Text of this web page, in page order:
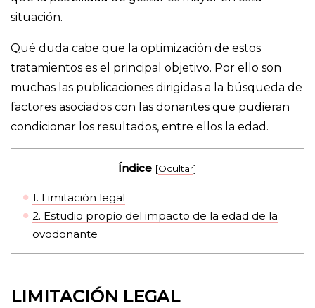
situación.
Qué duda cabe que la optimización de estos
tratamientos es el principal objetivo. Por ello son
muchas las publicaciones dirigidas a la búsqueda de
factores asociados con las donantes que pudieran
condicionar los resultados, entre ellos la edad.
Índice [Ocultar]
1. Limitación legal
2. Estudio propio del impacto de la edad de la
ovodonante
LIMITACIÓN LEGAL